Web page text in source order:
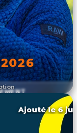
Ajouté le 6